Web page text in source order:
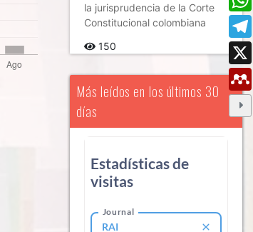
la jurisprudencia de la Corte
Constitucional colombiana
150
Más leídos en los últimos 30
días